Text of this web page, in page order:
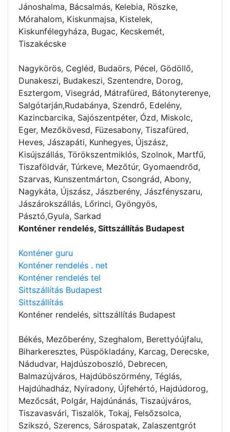
Jánoshalma, Bácsalmás, Kelebia, Röszke,
Mórahalom, Kiskunmajsa, Kistelek,
Kiskunfélegyháza, Bugac, Kecskemét,
Tiszakécske
Nagykörös, Cegléd, Budaörs, Pécel, Gödöllő,
Dunakeszi, Budakeszi, Szentendre, Dorog,
Esztergom, Visegrád, Mátrafüred, Bátonyterenye,
Salgótarján,Rudabánya, Szendrő, Edelény,
Kazincbarcika, Sajószentpéter, Ózd, Miskolc,
Eger, Mezőkövesd, Füzesabony, Tiszafüred,
Heves, Jászapáti, Kunhegyes, Újszász,
Kisújszállás, Törökszentmiklós, Szolnok, Martfű,
Tiszaföldvár, Túrkeve, Mezőtúr, Gyomaendrőd,
Szarvas, Kunszentmárton, Csongrád, Abony,
Nagykáta, Újszász, Jászberény, Jászfényszaru,
Jászárokszállás, Lőrinci, Gyöngyös,
Pásztó,Gyula, Sarkad
Konténer rendelés, Sittszállítás Budapest
Konténer guru
Konténer rendelés . net
Konténer rendelés tel
Sittszállítás Budapest
Sittszállítás
Konténer rendelés, sittszállítás Budapest
Békés, Mezőberény, Szeghalom, Berettyóújfalu,
Biharkeresztes, Püspökladány, Karcag, Derecske,
Nádudvar, Hajdúszoboszló, Debrecen,
Balmazújváros, Hajdúböszörmény, Téglás,
Hajdúhadház, Nyíradony, Újfehértó, Hajdúdorog,
Mezőcsát, Polgár, Hajdúnánás, Tiszaújváros,
Tiszavasvári, Tiszalök, Tokaj, Felsőzsolca,
Szikszó, Szerencs, Sárospatak, Zalaszentgrót